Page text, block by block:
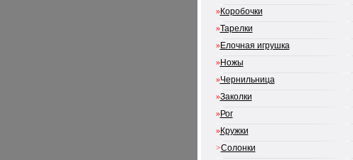
»Коробочки
»Тарелки
»Елочная игрушка
»Ножы
»Чернильница
»Заколки
»Рог
»Кружки
>Солонки